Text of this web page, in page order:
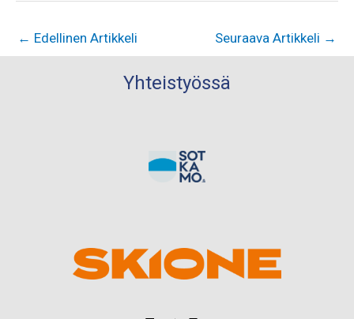
← Edellinen Artikkeli Seuraava Artikkeli →
Yhteistyössä